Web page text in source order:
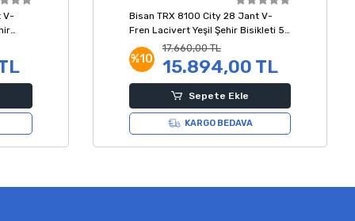
V-
Bisan TRX 8100 City 28 Jant V-
Fren Lacivert Yeşil Şehir Bisikleti 52
%10
17.660,00 TL
15.894,00 TL
Sepete Ekle
KARGO BEDAVA